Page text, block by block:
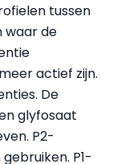
tussen
waar de
actief zijn.
De
glyfosaat
P2-
P1-